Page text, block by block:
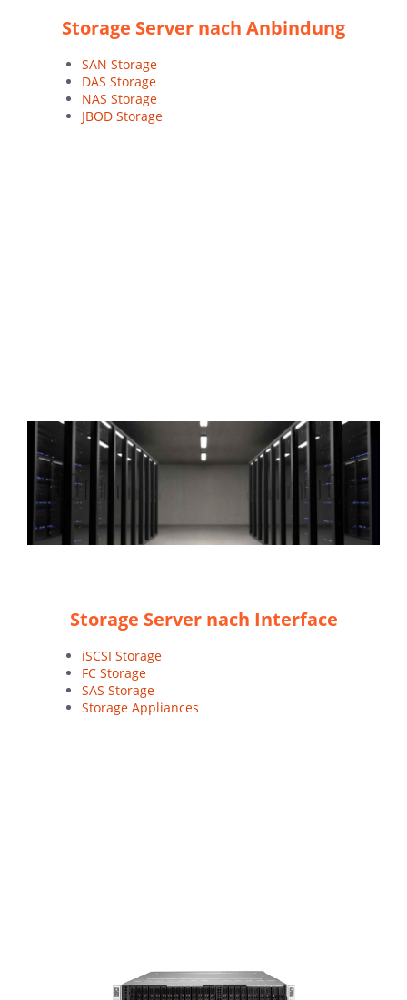
Storage Server nach Anbindung
SAN Storage
DAS Storage
NAS Storage
JBOD Storage
Storage Server nach Interface
iSCSI Storage
FC Storage
SAS Storage
Storage Appliances